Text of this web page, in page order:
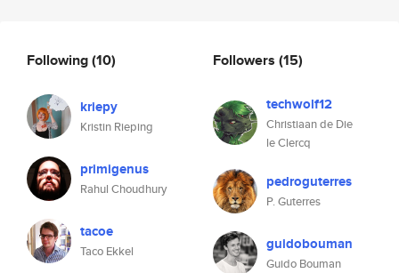
Following(10)
kriepy
Kristin Rieping
primigenus
Rahul Choudhury
tacoe
Taco Ekkel
Followers (15)
techwolf12
Christiaan de Die
le Clercq
pedroguterres
P. Guterres
guidobouman
Guido Bouman